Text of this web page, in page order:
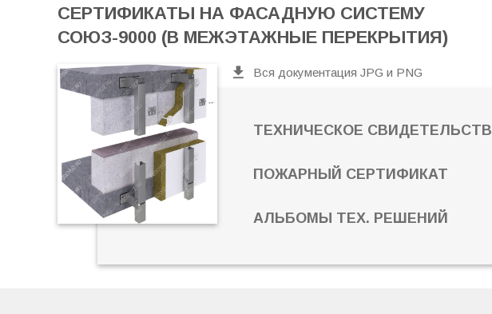
СЕРТИФИКАТЫ НА ФАСАДНУЮ СИСТЕМУ
СОЮЗ-9000 (В МЕЖЭТАЖНЫЕ ПЕРЕКРЫТИЯ)
Вся документация JPG и PNG
ТЕХНИЧЕСКОЕ
ПОЖАРНЫЙ СЕРТИФИКАТ
АЛЬБОМЫ ТЕХ. РЕШЕНИЙ